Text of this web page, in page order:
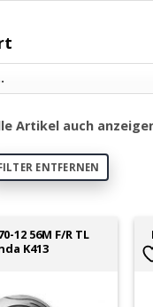
Artikel auch
ENTFERNEN
12 56M F/R TL
K413